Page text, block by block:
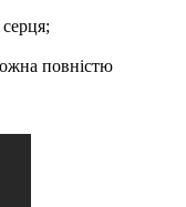
повністю